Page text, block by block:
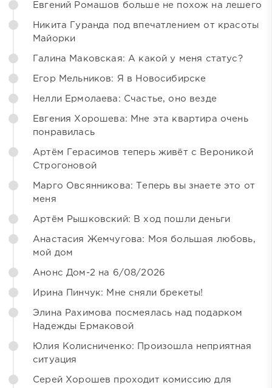
Евгений Ромашов больше не похож на лешего
Никита Гуранда под впечатлением от красоты
Майорки
Галина Маковская: А какой у меня статус?
Егор Мельников: Я в Новосибирске
Нелли Ермолаева: Счастье, оно везде
Евгения Хорошева: Мне эта квартира очень
понравилась
Артём Герасимов теперь живёт с Вероникой
Строгоновой
Марго Овсянникова: Теперь вы знаете это от
меня
Артём Рышковский: В ход пошли деньги
Анастасия Жемчугова: Моя большая любовь,
мой дом
Анонс Дом-2 на 6/08/2026
Ирина Пинчук: Мне сняли брекеты!
Элина Рахимова посмеялась над подарком
Надежды Ермаковой
Юлия Колисниченко: Произошла неприятная
ситуация
Серей Хорошев проходит комиссию для